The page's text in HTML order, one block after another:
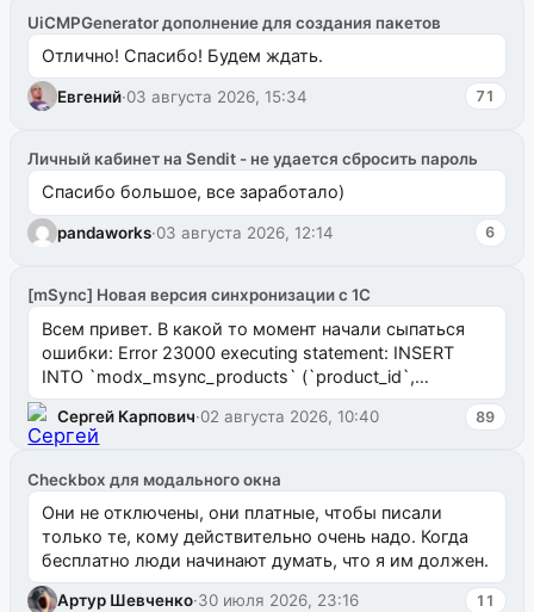
UiCMPGenerator дополнение для создания пакетов
Отлично! Спасибо! Будем ждать.
Евгений·03 августа 2026, 15:34 71
Личный кабинет на Sendit - не удается сбросить пароль
Спасибо большое, все заработало)
pandaworks·03 августа 2026, 12:14 6
[mSync] Новая версия синхронизации с 1С
Всем привет. В какой то момент начали сыпаться
ошибки: Error 23000 executing statement: INSERT
INTO `modx_msync_products` (`product_id`,
`uuid_1c`) VALUES ...
Сергей Карпович·02 августа 2026, 10:40 89
Checkbox для модального окна
Они не отключены, они платные, чтобы писали
только те, кому действительно очень надо. Когда
бесплатно люди начинают думать, что я им должен.
Артур Шевченко·30 июля 2026, 23:16 11